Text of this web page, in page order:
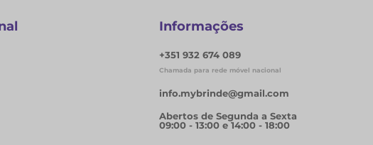
Informações
+351 932 674 089
Chamada para rede móvel nacional
info.mybrinde@gmail.com
Abertos de Segunda a Sexta
09:00 - 13:00 e 14:00 - 18:00